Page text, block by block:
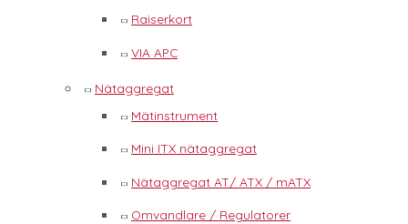
Raiserkort
VIA APC
Nätaggregat
Mätinstrument
Mini ITX nätaggregat
Nätaggregat AT/ ATX / mATX
Omvandlare / Regulatorer